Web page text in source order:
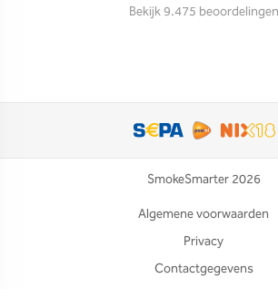
Bekijk 9.475 beoordelingen
SmokeSmarter 2026
Algemene voorwaarden
Privacy
Contactgegevens